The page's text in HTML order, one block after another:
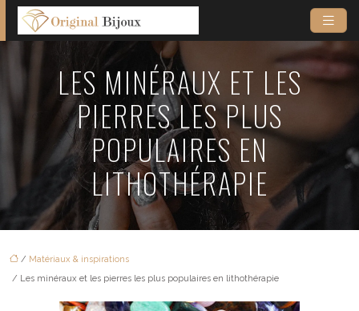
LES MINÉRAUX ET LES
PIERRES LES PLUS
POPULAIRES EN
LITHOTHÉRAPIE
/ Matériaux & inspirations
/ Les minéraux et les pierres les plus populaires en lithothérapie